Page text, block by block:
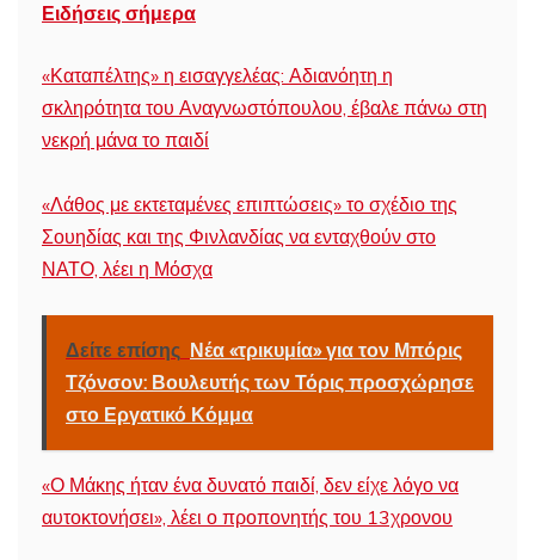
Ειδήσεις σήμερα
«Καταπέλτης» η εισαγγελέας: Αδιανόητη η
σκληρότητα του Αναγνωστόπουλου, έβαλε πάνω στη
νεκρή μάνα το παιδί
«Λάθος με εκτεταμένες επιπτώσεις» το σχέδιο της
Σουηδίας και της Φινλανδίας να ενταχθούν στο
ΝΑΤΟ, λέει η Μόσχα
Δείτε επίσης Νέα «τρικυμία» για τον Μπόρις
Τζόνσον: Βουλευτής των Τόρις προσχώρησε
στο Εργατικό Κόμμα
«Ο Μάκης ήταν ένα δυνατό παιδί, δεν είχε λόγο να
αυτοκτονήσει», λέει ο προπονητής του 13χρονου